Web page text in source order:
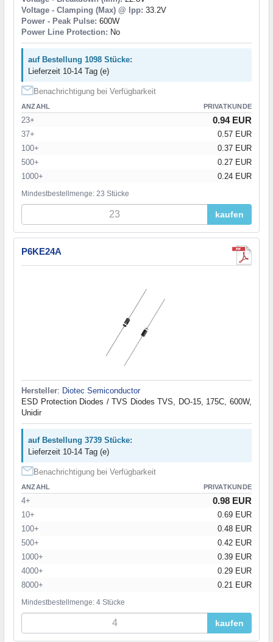
Voltage - Clamping (Max) @ Ipp: 33.2V
Power - Peak Pulse: 600W
Power Line Protection: No
auf Bestellung 1098 Stücke:
Lieferzeit 10-14 Tag (e)
Benachrichtigung bei Verfügbarkeit
ANZAHL PRIVATKUNDE
23+ 0.94 EUR
37+
0.57 EUR
100+
0.37 EUR
500+
0.27 EUR
1000+
0.24 EUR
Mindestbestellmenge: 23 Stücke
kaufen
P6KE24A
Hersteller: Diotec Semiconductor
ESD Protection Diodes / TVS Diodes TVS, DO-15, 175C, 600W,
Unidir
auf Bestellung 3739 Stücke:
Lieferzeit 10-14 Tag (e)
Benachrichtigung bei Verfügbarkeit
ANZAHL PRIVATKUNDE
4+ 0.98 EUR
10+
0.69 EUR
100+
0.48 EUR
500+
0.42 EUR
1000+
0.39 EUR
4000+
0.29 EUR
8000+
0.21 EUR
Mindestbestellmenge: 4 Stücke
kaufen